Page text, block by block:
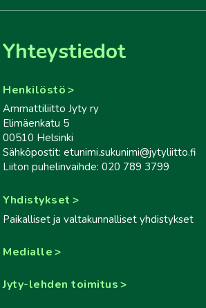
Yhteystiedot
Henkilöstö
Ammattiliitto Jyty ry
Elimäenkatu 5
00510 Helsinki
Sähköpostit: etunimi.sukunimi@jytyliitto.fi
Liiton puhelinvaihde: 020 789 3799
Yhdistykset
Paikalliset ja valtakunnalliset yhdistykset
Medialle
Jyty-lehden toimitus